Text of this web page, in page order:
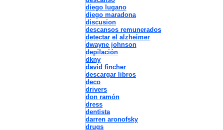
diego lugano
diego maradona
discusion
descansos remunerados
detectar el alzheimer
dwayne johnson
depilación
dkny
david fincher
descargar libros
deco
drivers
don ramón
dress
dentista
darren aronofsky
drugs